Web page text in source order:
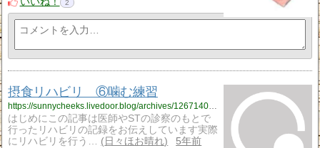
2
摂食リハビリ ⑥噛む練習
https://sunnycheeks.livedoor.blog/archives/12671400.html
はじめにこの記事は医師やSTの診察のもとで
行ったリハビリの記録をお伝えしています実際
にリハビリを行う…
日々ほお晴れ
5年前